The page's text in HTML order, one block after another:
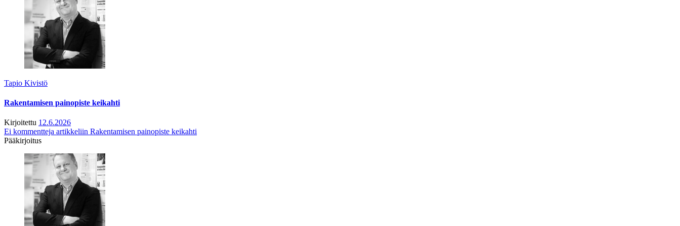
Tapio Kivistö
Rakentamisen painopiste keikahti
Kirjoitettu 12.6.2026
Ei kommentteja artikkeliin Rakentamisen painopiste keikahti
Pääkirjoitus